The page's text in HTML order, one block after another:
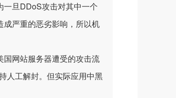
旦DDoS攻击对其中一个
成严重的恶劣影响，所以机
网站服务器遭受的攻击流
人工解封。但实际应用中黑